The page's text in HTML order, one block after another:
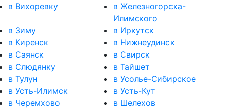
в Вихоревку
в Железногорска-
Илимского
в Зиму
в Иркутск
в Киренск
в Нижнеудинск
в Саянск
в Свирск
в Слюдянку
в Тайшет
в Тулун
в Усолье-Сибирское
в Усть-Илимск
в Усть-Кут
в Черемхово
в Шелехов